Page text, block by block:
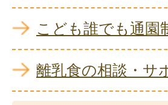
こども誰でも通園
離乳食の相談・サ